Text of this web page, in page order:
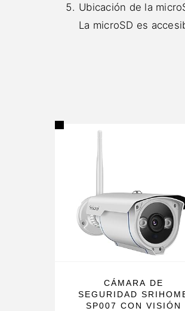
Ubicación de la
La microSD es
CÁMARA DE
SEGURIDAD
SP007 CON VISIÓN